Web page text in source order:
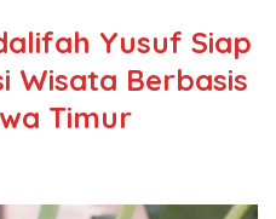
Yusuf Siap
Wisata Berbasis
Timur